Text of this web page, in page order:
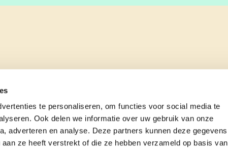
te personaliseren, om functies voor social media te
Ook delen we informatie over uw gebruik van onze
adverteren en analyse. Deze partners kunnen deze gegevens
ze heeft verstrekt of die ze hebben verzameld op basis van